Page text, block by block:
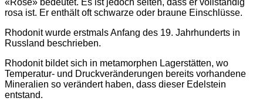
«Rose» bedeutet. Es ist jedoch selten, dass er vollständig
rosa ist. Er enthält oft schwarze oder braune Einschlüsse.
Rhodonit wurde erstmals Anfang des 19. Jahrhunderts in
Russland beschrieben.
Rhodonit bildet sich in metamorphen Lagerstätten, wo
Temperatur- und Druckveränderungen bereits vorhandene
Mineralien so verändert haben, dass dieser Edelstein
entstand.